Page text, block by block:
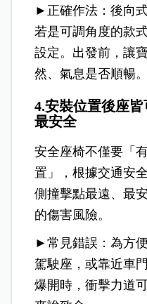
►正確作法：後向
若是可調角度的款
設定。出發前，讓
然、氣息是否順暢。
4.安裝位置後座皆
最安全
安全座椅不僅要「
置」，根據交通安
側撞擊點最遠、最
的傷害風險。
►常見錯誤：為方
駕駛座，或靠近車
爆開時，衝擊力道